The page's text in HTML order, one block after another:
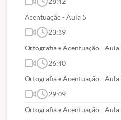
NFORMAÇÃO IMPORTANTE
Você adquirindo nosso
50% de R$ 620 por R$
ACESSO entrar em contato
chat do WhatsApp 91
atendimento de segunda a
Acentuação - Aula 5
23:39
Ortografia e Acentuação - Aula
26:40
Ortografia e Acentuação - Aula
29:09
Ortografia e Acentuação - Aula